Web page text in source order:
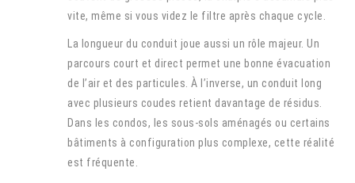
vite, même si vous videz le filtre après chaque cycle.
La longueur du conduit joue aussi un rôle majeur. Un
parcours court et direct permet une bonne évacuation
de l’air et des particules. À l’inverse, un conduit long
avec plusieurs coudes retient davantage de résidus.
Dans les condos, les sous-sols aménagés ou certains
bâtiments à configuration plus complexe, cette réalité
est fréquente.